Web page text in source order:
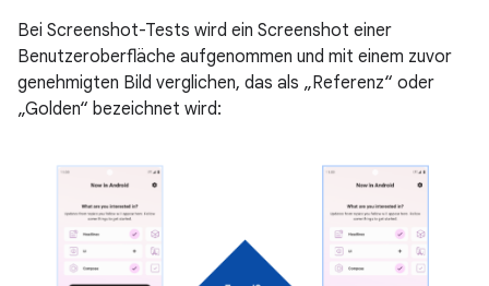
Bei Screenshot-Tests wird ein Screenshot einer
Benutzeroberfläche aufgenommen und mit einem zuvor
genehmigten Bild verglichen, das als „Referenz“ oder
„Golden“ bezeichnet wird: